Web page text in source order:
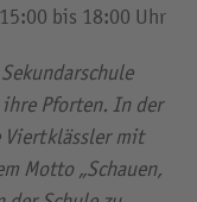
bis 18:00 Uhr
Pforten. In der
Viertklässler mit
Motto „Schauen,